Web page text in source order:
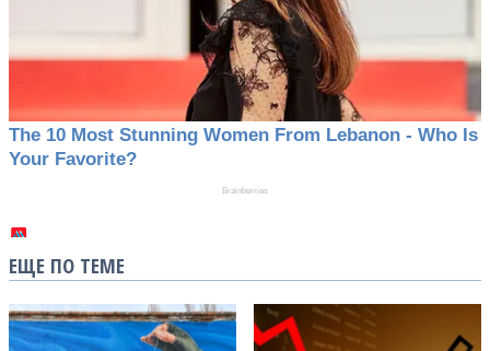
ЕЩЕ ПО ТЕМЕ